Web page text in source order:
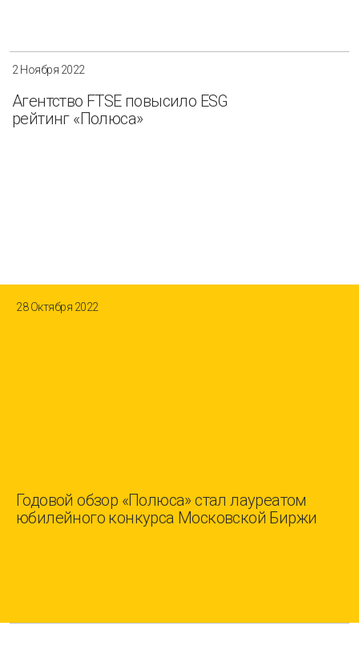
2 Ноября 2022
Агентство FTSE повысило ESG
рейтинг «Полюса»
28 Октября 2022
Годовой обзор «Полюса» стал лауреатом
юбилейного конкурса Московской Биржи